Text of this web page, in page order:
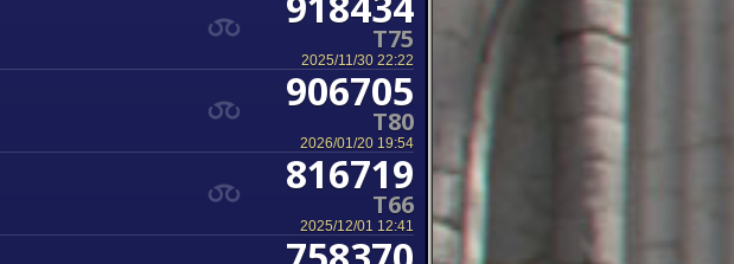
T75
2025/11/30 22:22
906705
T80
2026/01/20 19:54
816719
T66
2025/12/01 12:41